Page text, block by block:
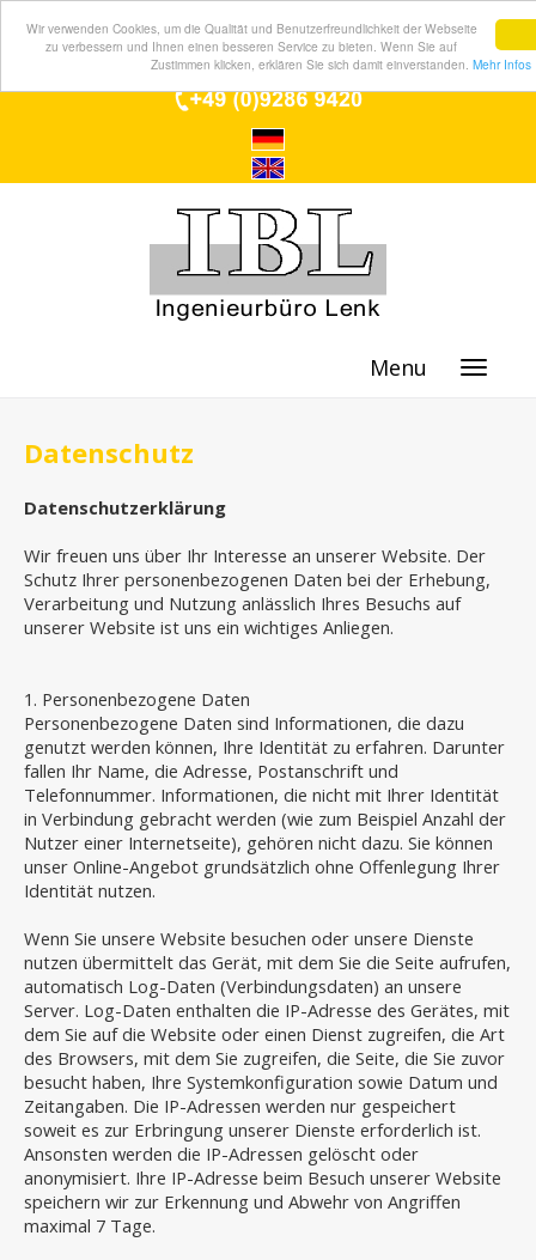
Wir verwenden Cookies, um die Qualität und Benutzerfreundlichkeit der Webseite
zu verbessern und Ihnen einen besseren Service zu bieten. Wenn Sie auf
Zustimmen klicken, erklären Sie sich damit einverstanden. Mehr Infos
Menu
Datenschutz
Datenschutzerklärung
Wir freuen uns über Ihr Interesse an unserer Website. Der
Schutz Ihrer personenbezogenen Daten bei der Erhebung,
Verarbeitung und Nutzung anlässlich Ihres Besuchs auf
unserer Website ist uns ein wichtiges Anliegen.
1. Personenbezogene Daten
Personenbezogene Daten sind Informationen, die dazu
genutzt werden können, Ihre Identität zu erfahren. Darunter
fallen Ihr Name, die Adresse, Postanschrift und
Telefonnummer. Informationen, die nicht mit Ihrer Identität
in Verbindung gebracht werden (wie zum Beispiel Anzahl der
Nutzer einer Internetseite), gehören nicht dazu. Sie können
unser Online-Angebot grundsätzlich ohne Offenlegung Ihrer
Identität nutzen.
Wenn Sie unsere Website besuchen oder unsere Dienste
nutzen übermittelt das Gerät, mit dem Sie die Seite aufrufen,
automatisch Log-Daten (Verbindungsdaten) an unsere
Server. Log-Daten enthalten die IP-Adresse des Gerätes, mit
dem Sie auf die Website oder einen Dienst zugreifen, die Art
des Browsers, mit dem Sie zugreifen, die Seite, die Sie zuvor
besucht haben, Ihre Systemkonfiguration sowie Datum und
Zeitangaben. Die IP-Adressen werden nur gespeichert
soweit es zur Erbringung unserer Dienste erforderlich ist.
Ansonsten werden die IP-Adressen gelöscht oder
anonymisiert. Ihre IP-Adresse beim Besuch unserer Website
speichern wir zur Erkennung und Abwehr von Angriffen
maximal 7 Tage.